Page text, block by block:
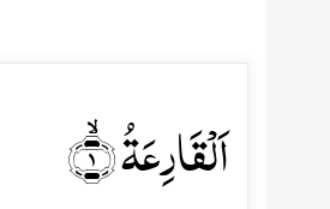
اَلۡقَارِعَۃُ ۙ﴿۱﴾